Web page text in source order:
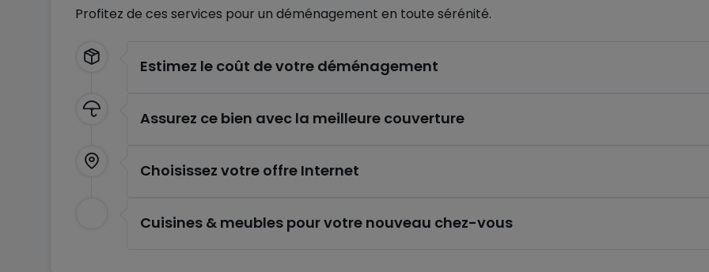
Profitez de ces services pour un déménagement en toute sérénité.
Estimez le coût de votre déménagement
Assurez ce bien avec la meilleure couverture
Choisissez votre offre Internet
Cuisines & meubles pour votre nouveau chez-vous